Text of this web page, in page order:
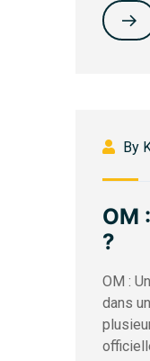
By
OM
?
OM :
dans